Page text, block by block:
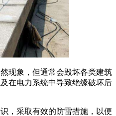
现象，但通常会毁坏各类建筑
在电力系统中导致绝缘破坏后
，采取有效的防雷措施，以便